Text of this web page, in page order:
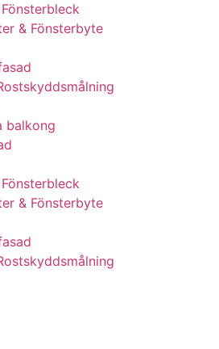
& Fönsterbyte
balkong
& Fönsterbyte